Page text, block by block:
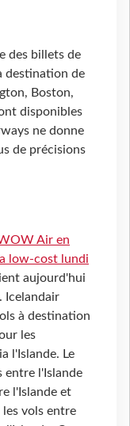
des billets de
destination de
Boston,
disponibles
ne donne
de précisions
Air en
low-cost lundi
aujourd'hui
Icelandair
à destination
les
l'Islande. Le
entre l'Islande
l'Islande et
vols entre